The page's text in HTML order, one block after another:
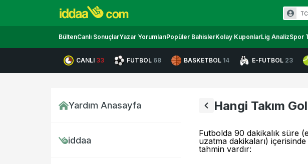
BültenCanlı SonuçlarYazar YorumlarıPopüler BahislerKolay KuponlarLig AnalizSpor
CANLI 33 FUTBOL 68 BASKETBOL 14 E-FUTBOL 23
Yardım Anasayfa
iddaa
Hangi Takım
Futbolda 90 dakikalık süre
uzatma dakikaları)
tahmin vardır: